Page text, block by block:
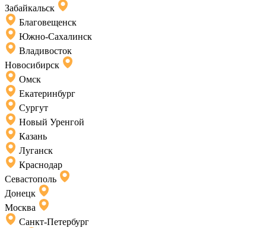
Забайкальск
Благовещенск
Южно-Сахалинск
Владивосток
Новосибирск
Омск
Екатеринбург
Сургут
Новый Уренгой
Казань
Луганск
Краснодар
Севастополь
Донецк
Москва
Санкт-Петербург